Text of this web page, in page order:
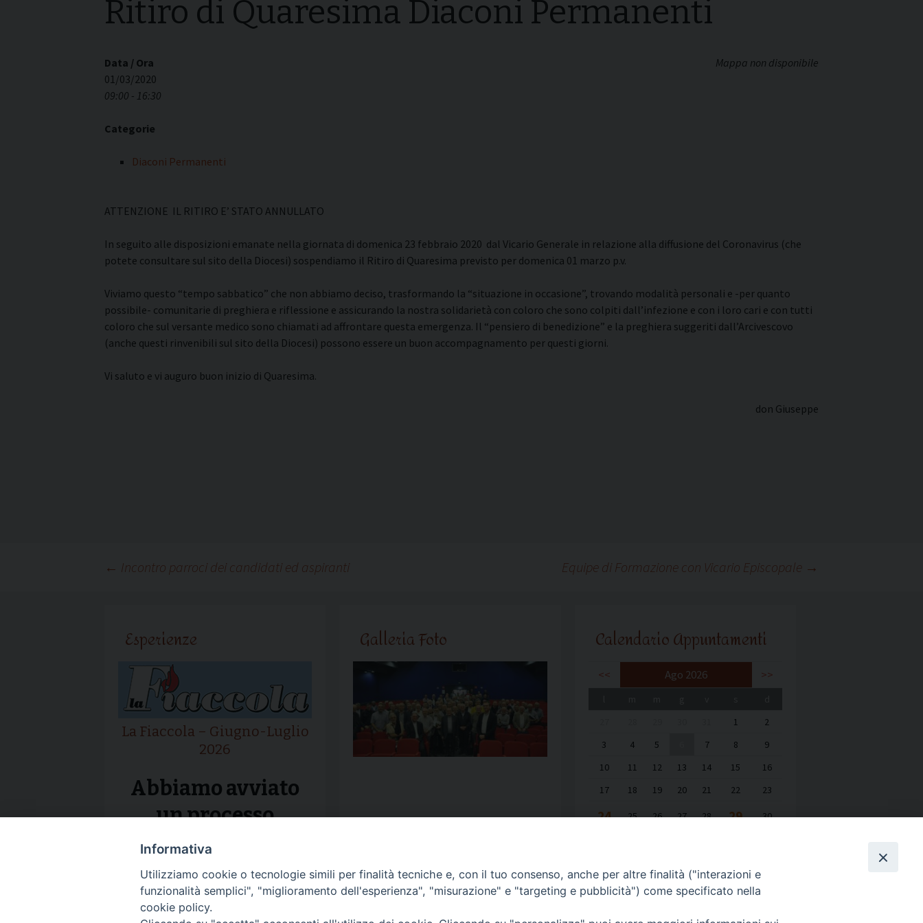
Può esserlo un uomo
sposato?
I passi della
formazione
Convegni Regionali
Ritiro di Quaresima Diaconi Permanenti
Mappa non disponibile
Data / Ora
01/03/2020
09:00 - 16:30
Categorie
Diaconi Permanenti
ATTENZIONE IL RITIRO E’ STATO ANNULLATO
In seguito alle disposizioni emanate nella giornata di domenica 23 febbraio 2020 dal Vicario Generale in relazione alla diffusione del Coronavirus (che
potete consultare sul sito della Diocesi) sospendiamo il Ritiro di Quaresima previsto per domenica 01 marzo p.v.
Viviamo questo “tempo sabbatico” che non abbiamo deciso, trasformando la “situazione in occasione”, trovando modalità personali e -per quanto
possibile- comunitarie di preghiera e riflessione e assicurando la nostra solidarietà con coloro che sono colpiti dall’infezione e con i loro cari e con tutti
coloro che sul versante medico sono chiamati ad affrontare questa emergenza. Il “pensiero di benedizione” e la preghiera suggeriti dall’Arcivescovo
(anche questi rinvenibili sul sito della Diocesi) possono essere un buon accompagnamento per questi giorni.
Vi saluto e vi auguro buon inizio di Quaresima.
don Giuseppe
Navigazione
← Incontro parroci dei candidati ed aspiranti Equipe di Formazione con Vicario Episcopale →
Esperienze
La Fiaccola – Giugno-Luglio
2026
Abbiamo avviato
un processo
Galleria Foto Calendario Appuntamenti
<< Ago 2026 >>
1
2
3
4 5 7 8
9
10
11 12 13 14 15
16
17
18 19 20 21 22 23
24 25 26 27 28 29 30
Informativa
Utilizziamo cookie o tecnologie simili per finalità tecniche e, con il tuo consenso, anche per altre finalità ("interazioni e
funzionalità semplici", "miglioramento dell'esperienza", "misurazione" e "targeting e pubblicità") come specificato nella
cookie policy.